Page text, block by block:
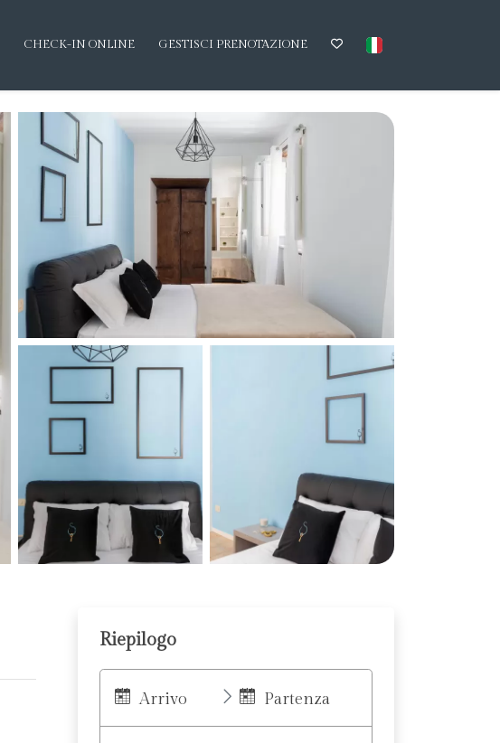
CHECK-IN ONLINE GESTISCI PRENOTAZIONE
Riepilogo
Arrivo Partenza